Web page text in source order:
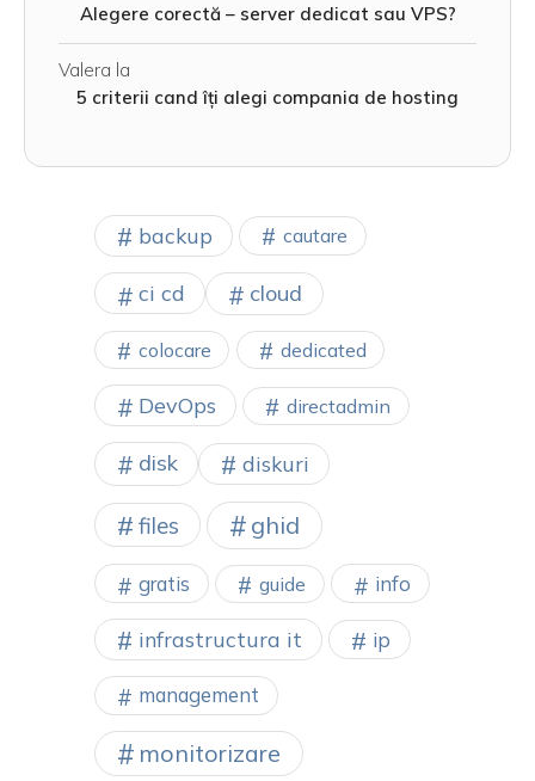
Alegere corectă – server dedicat sau VPS?
Valera la
5 criterii cand îți alegi compania de hosting
backup cautare
ci cd cloud
colocare dedicated
DevOps directadmin
disk diskuri
files ghid
gratis guide info
infrastructura it ip
management
monitorizare